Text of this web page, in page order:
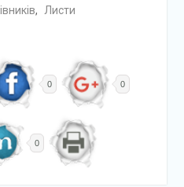
, Листи
0 0
0